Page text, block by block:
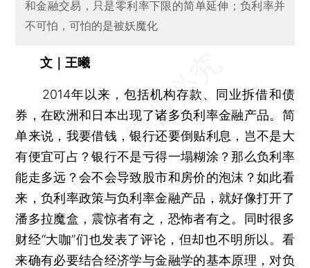
和金融交易，只是零利率下限的简单延伸；负利率并
不可怕，可怕的是被妖魔化
文｜王曦
2014年以来，包括机构存款、同业拆借和债
券，在欧洲和日本出现了诸多负利率金融产品。简
单来说，我要借钱，银行还要倒贴利息，岂不是大
有便宜可占？银行不是亏得一塌糊涂？那么负利率
能走多远？会不会导致股市和房价的泡沫？如此看
来，负利率政策与负利率金融产品，就好像打开了
潘多拉魔盒，震惊者有之，恐怖者有之。同时很多
财经“大咖”们也发表了评论，但却也不明所以。看
来确有必要结合经济学与金融学的基本原理，对负